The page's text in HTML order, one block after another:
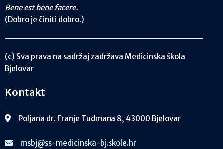
Bene est bene facere.
(Dobro je činiti dobro.)
(c) Sva prava na sadržaj zadržava Medicinska škola
Bjelovar
Kontakt
Poljana dr. Franje Tuđmana 8, 43000 Bjelovar
msbj@ss-medicinska-bj.skole.hr